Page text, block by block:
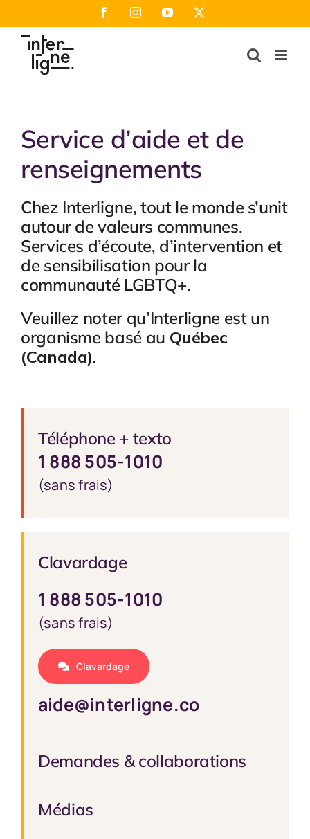
au
contenu
FacebookInstagramYouTube
Service d’aide et de
renseignements
Chez Interligne, tout le monde s’unit
autour de valeurs communes.
Services d’écoute, d’intervention et
de sensibilisation pour la
communauté LGBTQ+.
Veuillez noter qu’Interligne est un
organisme basé au Québec
(Canada).
Téléphone + texto
1 888 505-1010
(sans frais)
Clavardage
1 888 505-1010
(sans frais)
Clavardage
aide@interligne.co
Demandes & collaborations
Médias